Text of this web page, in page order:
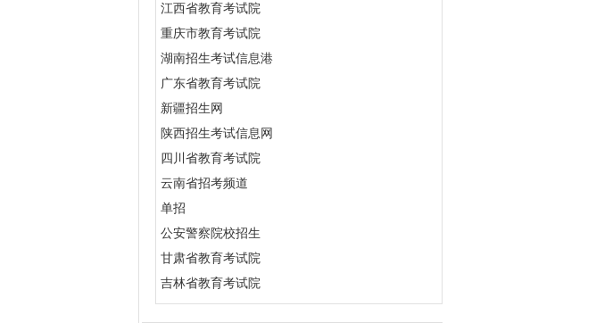
江西省教育考试院
重庆市教育考试院
湖南招生考试信息港
广东省教育考试院
新疆招生网
陕西招生考试信息网
四川省教育考试院
云南省招考频道
单招
公安警察院校招生
甘肃省教育考试院
吉林省教育考试院